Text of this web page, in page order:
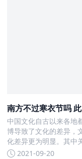
南方不过寒衣节吗
中国文化自古以来各地
博导致了文化的差异，
化差异更为明显。其中
不同的说法
2021-09-20